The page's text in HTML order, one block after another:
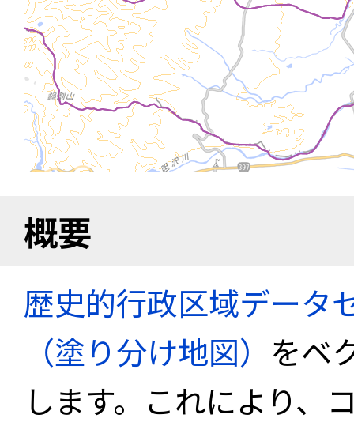
概要
歴史的行政区域データ
（塗り分け地図） をベ
します。これにより、